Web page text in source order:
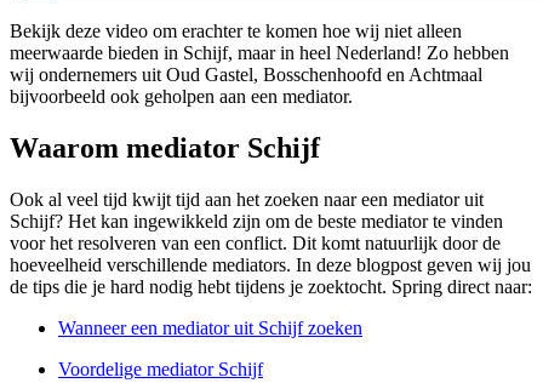
Bekijk deze video om erachter te komen hoe wij niet alleen
meerwaarde bieden in Schijf, maar in heel Nederland! Zo hebben
wij ondernemers uit Oud Gastel, Bosschenhoofd en Achtmaal
bijvoorbeeld ook geholpen aan een mediator.
Waarom mediator Schijf
Ook al veel tijd kwijt tijd aan het zoeken naar een mediator uit
Schijf? Het kan ingewikkeld zijn om de beste mediator te vinden
voor het resolveren van een conflict. Dit komt natuurlijk door de
hoeveelheid verschillende mediators. In deze blogpost geven wij jou
de tips die je hard nodig hebt tijdens je zoektocht. Spring direct naar:
Wanneer een mediator uit Schijf zoeken
Voordelige mediator Schijf